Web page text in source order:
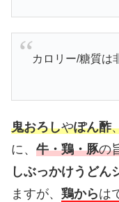
カロリー/糖質は
鬼おろしやぽん酢
に、 牛・鶏・豚の
しぶっかけうどん
ますが、 鶏からは